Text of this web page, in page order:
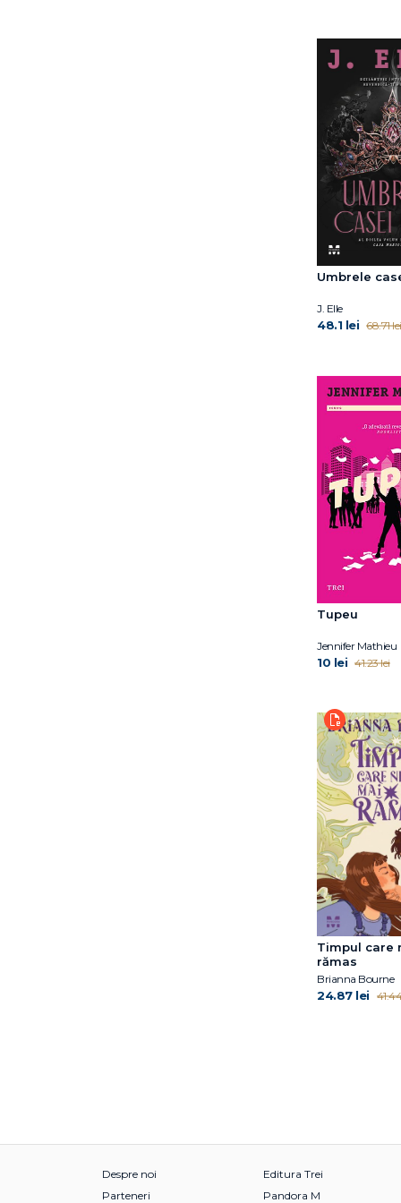
Umbrele
J. Elle
48.1 lei 68.71 lei
Tupeu
Jennifer Mathieu
10 lei 41.23 lei
Timpul care
rămas
Brianna Bourne
24.87 lei
Despre noi
Parteneri
Editura Trei
Pandora M